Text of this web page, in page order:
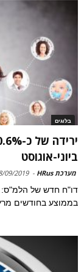
בלוגים
ביוני-אוגוסט
מערכת HRus -
09/2019
בממוצע בחודשים